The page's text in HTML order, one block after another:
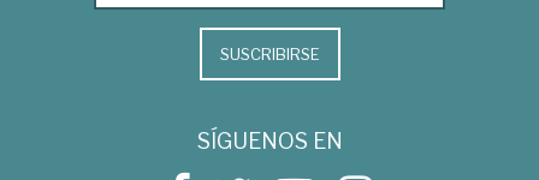
SUSCRIBIRSE
SÍGUENOS EN